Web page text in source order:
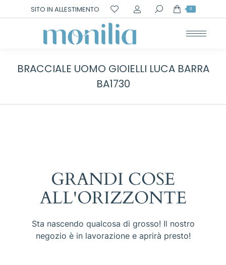
SITO IN ALLESTIMENTO Cerca: 0
BRACCIALE UOMO GIOIELLI LUCA BARRA
BA1730
GRANDI COSE
ALL'ORIZZONTE
Sta nascendo qualcosa di grosso! Il nostro
negozio è in lavorazione e aprirà presto!